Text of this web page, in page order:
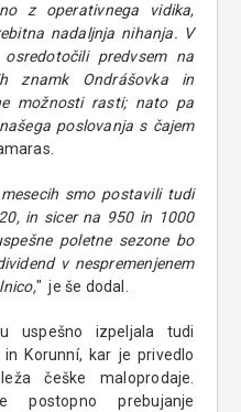
z operativnega vidika,
nadaljnja nihanja. V
predvsem na
znamk Ondrášovka in
možnosti rasti; nato pa
poslovanja s čajem
smo postavili tudi
in sicer na 950 in 1000
poletne sezone bo
v nespremenjenem
" je še dodal.
uspešno izpeljala tudi
Korunní, kar je privedlo
češke maloprodaje.
postopno prebujanje